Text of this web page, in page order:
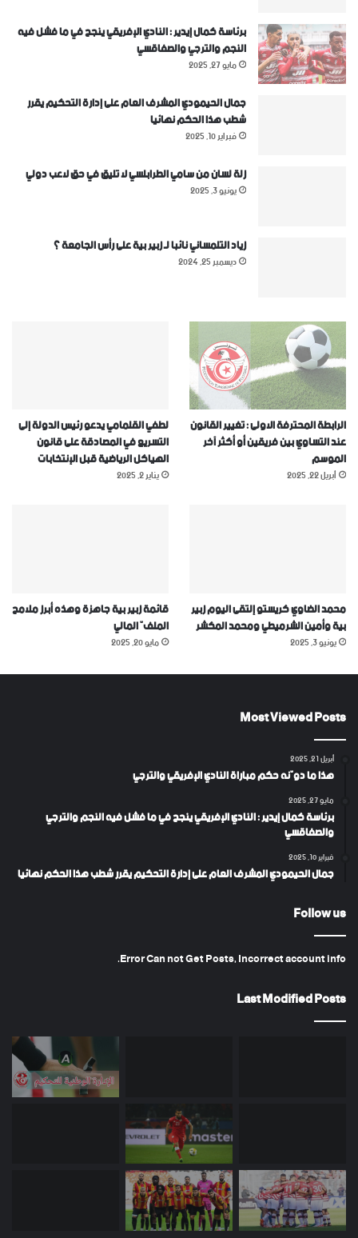
برئاسة كمال إيدير : النادي الإفريقي ينجح في ما فشل فيه
النجم والترجي والصفاقسي
مايو 27, 2025
جمال الحيمودي المشرف العام على إدارة التحكيم يقرر
شطب هذا الحكم نهائيا
فبراير 10, 2025
زلة لسان من سامي الطرابلسي لا تليق في حق لاعب دولي
يونيو 3, 2025
زياد التلمساني نائبا لـ زبير بية على رأس الجامعة ؟
ديسمبر 25, 2024
الرابطة المحترفة الاولى : تغيير القانون
عند التساوي بين فريقين أو أكثر آخر
الموسم
أبريل 22, 2025
لطفي القلمامي يدعو رئيس الدولة إلى
التسريع في المصادقة على قانون
الهياكل الرياضية قبل الإنتخابات
يناير 2, 2025
محمد الضاوي كريستو إلتقى اليوم زبير
بية وأمين الشرميطي ومحمد المكشر
يونيو 3, 2025
قائمة زبير بية جاهزة وهذه أبرز ملامح
الملفّ المالي
مايو 20, 2025
Most Viewed Posts
أبريل 21, 2025
هذا ما دوّنه حكم مباراة النادي الإفريقي والترجي
مايو 27, 2025
برئاسة كمال إيدير : النادي الإفريقي ينجح في ما فشل فيه النجم والترجي
والصفاقسي
فبراير 10, 2025
جمال الحيمودي المشرف العام على إدارة التحكيم يقرر شطب هذا الحكم نهائيا
Follow us
Error Can not Get Posts, Incorrect account info.
Last Modified Posts